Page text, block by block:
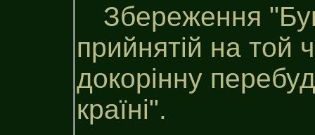
Збереження
прийнятій на
докорінну
країні".